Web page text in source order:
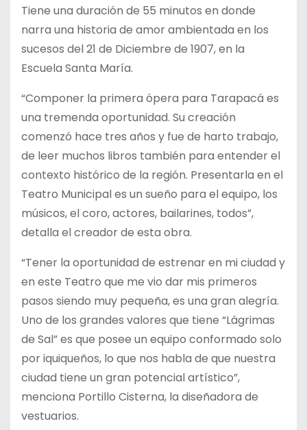
Tiene una duración de 55 minutos en donde
narra una historia de amor ambientada en los
sucesos del 21 de Diciembre de 1907, en la
Escuela Santa María.
“Componer la primera ópera para Tarapacá es
una tremenda oportunidad. Su creación
comenzó hace tres años y fue de harto trabajo,
de leer muchos libros también para entender el
contexto histórico de la región. Presentarla en el
Teatro Municipal es un sueño para el equipo, los
músicos, el coro, actores, bailarines, todos”,
detalla el creador de esta obra.
“Tener la oportunidad de estrenar en mi ciudad y
en este Teatro que me vio dar mis primeros
pasos siendo muy pequeña, es una gran alegría.
Uno de los grandes valores que tiene “Lágrimas
de Sal” es que posee un equipo conformado solo
por iquiqueños, lo que nos habla de que nuestra
ciudad tiene un gran potencial artístico”,
menciona Portillo Cisterna, la diseñadora de
vestuarios.